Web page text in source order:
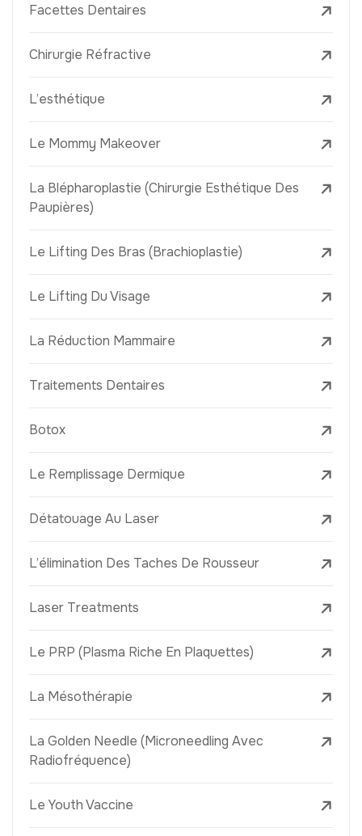
Facettes Dentaires
Chirurgie Réfractive
L’esthétique
Le Mommy Makeover
La Blépharoplastie (Chirurgie Esthétique Des
Paupières)
Le Lifting Des Bras (Brachioplastie)
Le Lifting Du Visage
La Réduction Mammaire
Traitements Dentaires
Botox
Le Remplissage Dermique
Détatouage Au Laser
L’élimination Des Taches De Rousseur
Laser Treatments
Le PRP (Plasma Riche En Plaquettes)
La Mésothérapie
La Golden Needle (Microneedling Avec
Radiofréquence)
Le Youth Vaccine